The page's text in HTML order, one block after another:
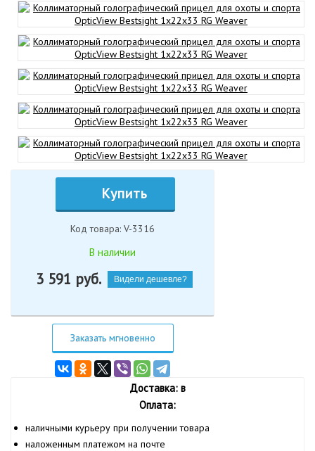
Купить
Код товара: V-3316
В наличии
3 591 руб. Видели дешевле?
Заказать мгновенно
Доставка: в
Оплата:
наличными курьеру при получении товара
наложенным платежом на почте